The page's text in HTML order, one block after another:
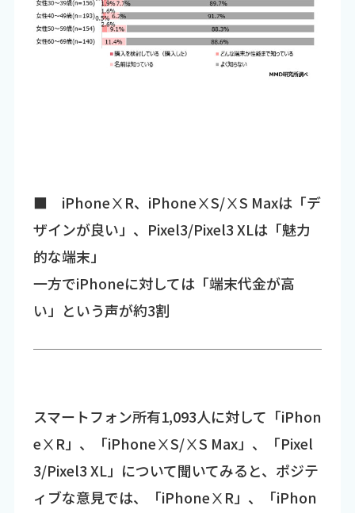
■ iPhoneⅩR、iPhoneⅩS/ⅩS Maxは「デ
ザインが良い」、Pixel3/Pixel3 XLは「魅力
的な端末」
一方でiPhoneに対しては「端末代金が高
い」という声が約3割
スマートフォン所有1,093人に対して「iPhon
eⅩR」、「iPhoneⅩS/ⅩS Max」、「Pixel
3/Pixel3 XL」について聞いてみると、ポジテ
ィブな意見では、「iPhoneⅩR」、「iPhon